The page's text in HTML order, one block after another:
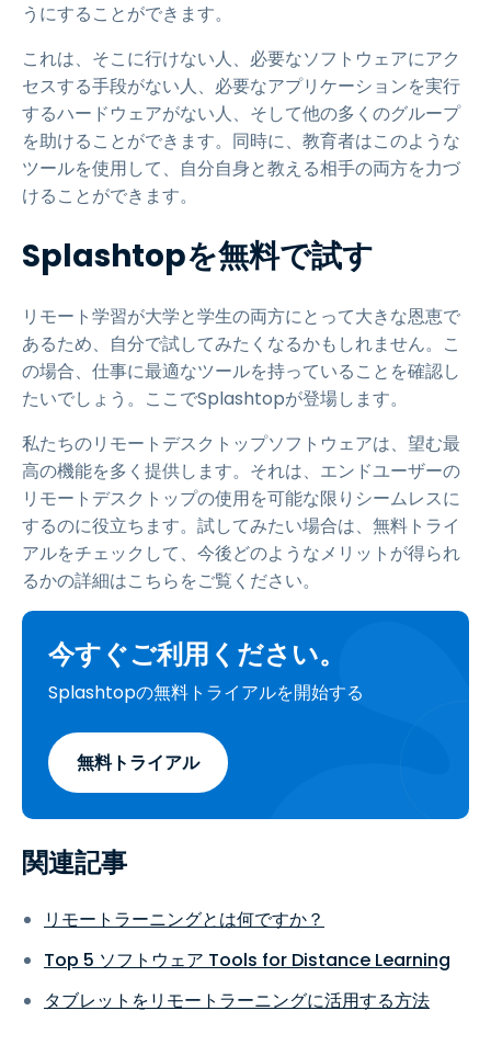
うにすることができます。
これは、そこに行けない人、必要なソフトウェアにアク
セスする手段がない人、必要なアプリケーションを実行
するハードウェアがない人、そして他の多くのグループ
を助けることができます。同時に、教育者はこのような
ツールを使用して、自分自身と教える相手の両方を力づ
けることができます。
Splashtopを無料で試す
リモート学習が大学と学生の両方にとって大きな恩恵で
あるため、自分で試してみたくなるかもしれません。こ
の場合、仕事に最適なツールを持っていることを確認し
たいでしょう。ここでSplashtopが登場します。
私たちのリモートデスクトップソフトウェアは、望む最
高の機能を多く提供します。それは、エンドユーザーの
リモートデスクトップの使用を可能な限りシームレスに
するのに役立ちます。試してみたい場合は、無料トライ
アルをチェックして、今後どのようなメリットが得られ
るかの詳細はこちらをご覧ください。
今すぐご利用ください。
Splashtopの無料トライアルを開始する
無料トライアル
関連記事
リモートラーニングとは何ですか？
Top 5 ソフトウェア Tools for Distance Learning
タブレットをリモートラーニングに活用する方法